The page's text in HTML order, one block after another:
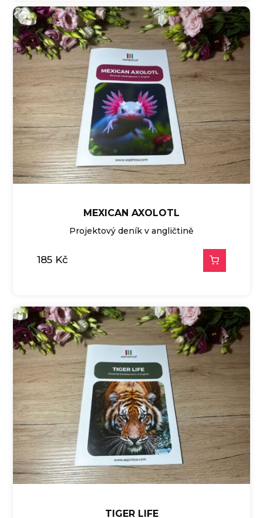
MEXICAN AXOLOTL
Projektový deník v angličtině
185Kč
TIGER LIFE